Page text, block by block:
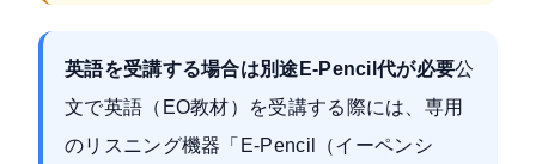
英語を受講する場合は別途E-Pencil代が必要公
文で英語（EO教材）を受講する際には、専用
のリスニング機器「E-Pencil（イーペンシ